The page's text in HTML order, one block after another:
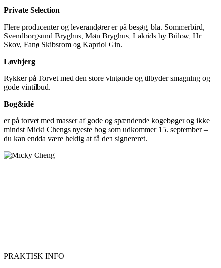
Private Selection
Flere producenter og leverandører er på besøg, bla. Sommerbird,
Svendborgsund Bryghus, Møn Bryghus, Lakrids by Bülow, Hr.
Skov, Fanø Skibsrom og Kapriol Gin.
Løvbjerg
Rykker på Torvet med den store vintønde og tilbyder smagning og
gode vintilbud.
Bog&idé
er på torvet med masser af gode og spændende kogebøger og ikke
mindst Micki Chengs nyeste bog som udkommer 15. september –
du kan endda være heldig at få den signereret.
PRAKTISK INFO